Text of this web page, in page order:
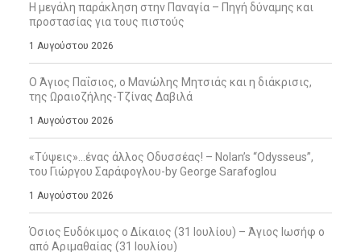
Η μεγάλη παράκληση στην Παναγία – Πηγή δύναμης και
προστασίας για τους πιστούς
1 Αυγούστου 2026
Ο Άγιος Παΐσιος, ο Μανώλης Μητσιάς και η διάκρισις,
της Ωραιοζήλης-Τζίνας Δαβιλά
1 Αυγούστου 2026
«Τύψεις»…ένας άλλος Οδυσσέας! – Nolan’s “Odysseus”,
του Γιώργου Σαράφογλου-by George Sarafoglou
1 Αυγούστου 2026
Όσιος Ευδόκιμος ο Δίκαιος (31 Ιουλίου) – Άγιος Ιωσήφ ο
από Αριμαθαίας (31 Ιουλίου)